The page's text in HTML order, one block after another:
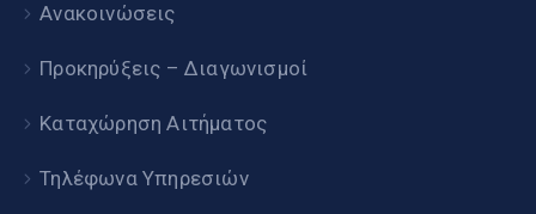
Ανακοινώσεις
Προκηρύξεις – Διαγωνισμοί
Καταχώρηση Αιτήματος
Τηλέφωνα Υπηρεσιών